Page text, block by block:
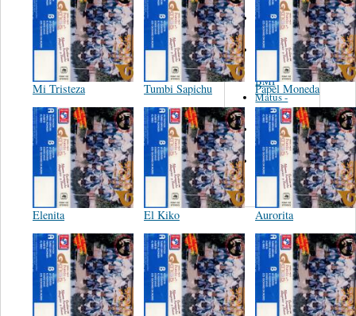
Mi Tristeza Tumbi Sapichu Papel Moneda
Elenita El Kiko Aurorita
Martinez,
Felipe
Performance
Music Co.
BMI
Matus -
Rodriguez
Carleton -
Dixon
Abreu -
Oliverira